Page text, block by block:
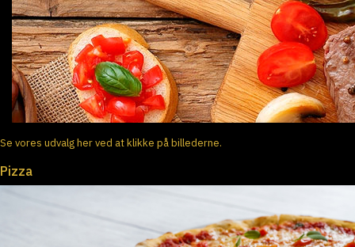
Se vores udvalg her ved at klikke på billederne.
Pizza